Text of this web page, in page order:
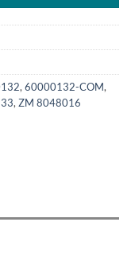
, 60000132-COM,
, ZM 8048016